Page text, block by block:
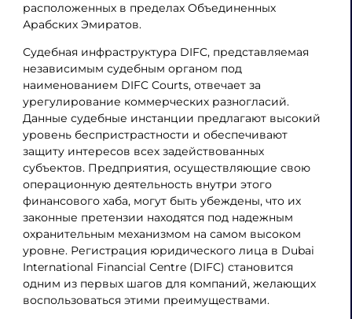
расположенных в пределах Объединенных
Арабских Эмиратов.
Судебная инфраструктура DIFC, представляемая
независимым судебным органом под
наименованием DIFC Courts, отвечает за
урегулирование коммерческих разногласий.
Данные судебные инстанции предлагают высокий
уровень беспристрастности и обеспечивают
защиту интересов всех задействованных
субъектов. Предприятия, осуществляющие свою
операционную деятельность внутри этого
финансового хаба, могут быть убеждены, что их
законные претензии находятся под надежным
охранительным механизмом на самом высоком
уровне. Регистрация юридического лица в Dubai
International Financial Centre (DIFC) становится
одним из первых шагов для компаний, желающих
воспользоваться этими преимуществами.